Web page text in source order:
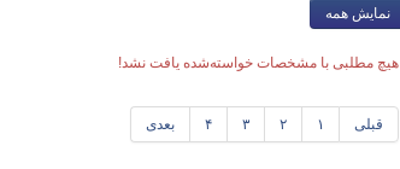
نمایش همه
هیچ مطلبی با مشخصات خواسته‌شده یافت نشد!
قبلی ۱ ۲ ۳ ۴ بعدی